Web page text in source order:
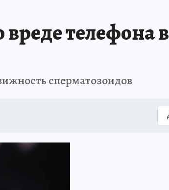
телефона в
сперматозоидов